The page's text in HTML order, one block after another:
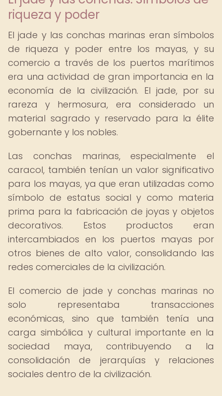
riqueza y poder
El jade y las conchas marinas eran símbolos
de riqueza y poder entre los mayas, y su
comercio a través de los puertos marítimos
era una actividad de gran importancia en la
economía de la civilización. El jade, por su
rareza y hermosura, era considerado un
material sagrado y reservado para la élite
gobernante y los nobles.
Las conchas marinas, especialmente el
caracol, también tenían un valor significativo
para los mayas, ya que eran utilizadas como
símbolo de estatus social y como materia
prima para la fabricación de joyas y objetos
decorativos. Estos productos eran
intercambiados en los puertos mayas por
otros bienes de alto valor, consolidando las
redes comerciales de la civilización.
El comercio de jade y conchas marinas no
solo representaba transacciones
económicas, sino que también tenía una
carga simbólica y cultural importante en la
sociedad maya, contribuyendo a la
consolidación de jerarquías y relaciones
sociales dentro de la civilización.